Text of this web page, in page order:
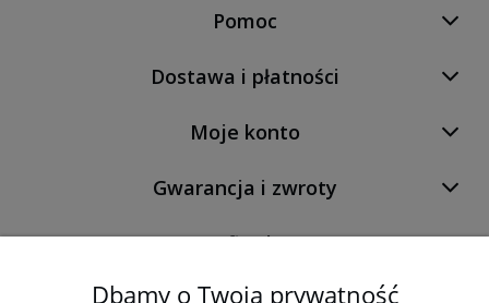
Pomoc
Dostawa i płatności
Moje konto
Gwarancja i zwroty
O firmie
Dbamy o Twoją prywatność